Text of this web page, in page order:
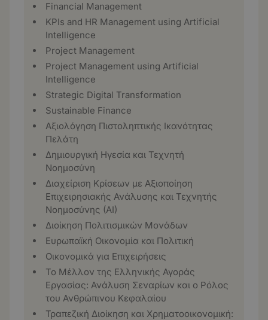
Financial Management
KPIs and HR Management using Artificial
Intelligence
Project Management
Project Management using Artificial
Intelligence
Strategic Digital Transformation
Sustainable Finance
Αξιολόγηση Πιστοληπτικής Ικανότητας
Πελάτη
Δημιουργική Ηγεσία και Τεχνητή
Νοημοσύνη
Διαχείριση Κρίσεων με Αξιοποίηση
Επιχειρησιακής Ανάλυσης και Τεχνητής
Νοημοσύνης (ΑΙ)
Διοίκηση Πολιτισμικών Μονάδων
Ευρωπαϊκή Οικονομία και Πολιτική
Οικονομικά για Επιχειρήσεις
Το Μέλλον της Ελληνικής Αγοράς
Εργασίας: Ανάλυση Σεναρίων και ο Ρόλος
του Ανθρώπινου Κεφαλαίου
Τραπεζική Διοίκηση και Χρηματοοικονομική: